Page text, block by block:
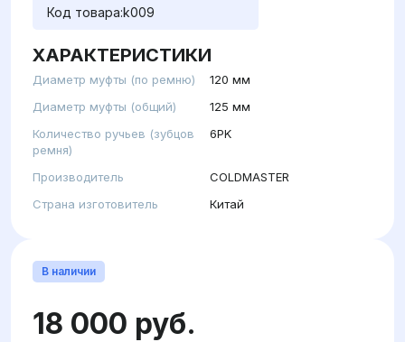
Код товара:k009
ХАРАКТЕРИСТИКИ
Диаметр муфты (по ремню)
120 мм
Диаметр муфты (общий)
125 мм
Количество ручьев (зубцов
ремня)
6PK
Производитель
COLDMASTER
Страна изготовитель
Китай
В наличии
18 000 руб.